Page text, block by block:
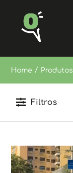
Home / Produtos
Filtros